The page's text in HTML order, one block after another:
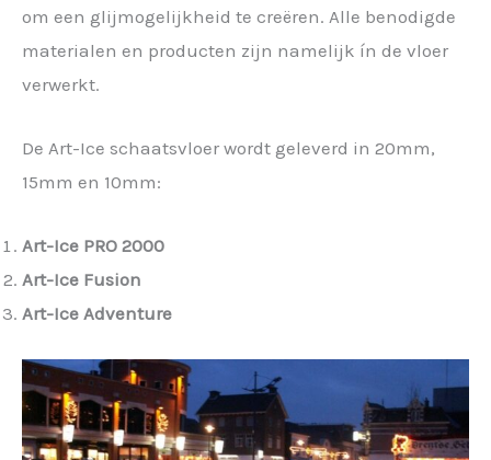
om een glijmogelijkheid te creëren. Alle benodigde
materialen en producten zijn namelijk ín de vloer
verwerkt.
De Art-Ice schaatsvloer wordt geleverd in 20mm,
15mm en 10mm:
Art-Ice PRO 2000
Art-Ice Fusion
Art-Ice Adventure